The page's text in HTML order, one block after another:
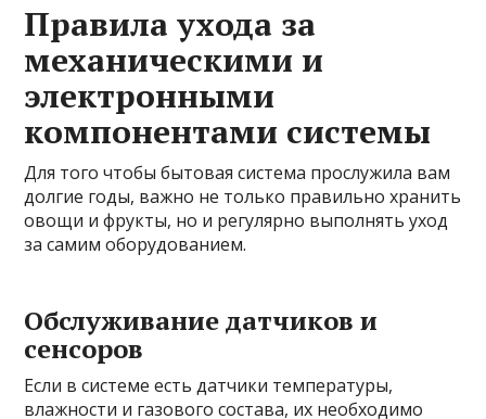
Правила ухода за
механическими и
электронными
компонентами системы
Для того чтобы бытовая система прослужила вам
долгие годы, важно не только правильно хранить
овощи и фрукты, но и регулярно выполнять уход
за самим оборудованием.
Обслуживание датчиков и
сенсоров
Если в системе есть датчики температуры,
влажности и газового состава, их необходимо